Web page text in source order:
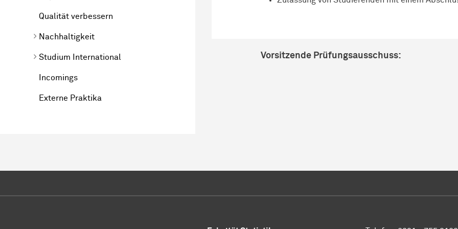
Qualität verbessern
Nachhaltigkeit
Studium International
Incomings
Externe Praktika
Vorsitzende Prüfungsausschuss: